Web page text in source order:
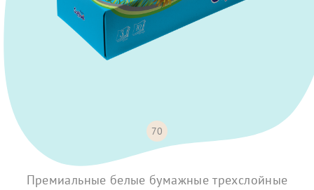
Премиальные белые бумажные трехслойные
70